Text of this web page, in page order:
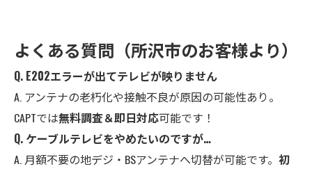
よくある質問（所沢市のお客様より）
Q. E202エラーが出てテレビが映りません
A. アンテナの老朽化や接触不良が原因の可能性あり。
CAPTでは無料調査＆即日対応可能です！
Q. ケーブルテレビをやめたいのですが…
A. 月額不要の地デジ・BSアンテナへ切替が可能です。 初